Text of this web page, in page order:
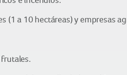
(1 a 10 hectáreas) y empresas